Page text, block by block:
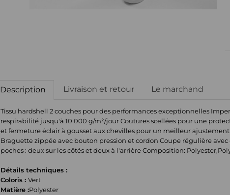
Description Livraison et retour Le marchand
Tissu hardshell 2 couches pour des performances exceptionnelles
respirabilité jusqu'à 10 000 g/m²/jour Coutures scellées pour une
et fermeture éclair à gousset aux chevilles pour un meilleur
Braguette zippée avec bouton pression et cordon Coupe régulière
poches : deux sur les côtés et deux à l'arrière Composition:
Détails techniques :
Coloris :Vert
Matière :Polyester